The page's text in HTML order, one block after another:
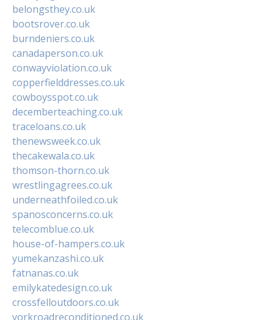
belongsthey.co.uk
bootsrover.co.uk
burndeniers.co.uk
canadaperson.co.uk
conwayviolation.co.uk
copperfielddresses.co.uk
cowboysspot.co.uk
decemberteaching.co.uk
traceloans.co.uk
thenewsweek.co.uk
thecakewala.co.uk
thomson-thorn.co.uk
wrestlingagrees.co.uk
underneathfoiled.co.uk
spanosconcerns.co.uk
telecomblue.co.uk
house-of-hampers.co.uk
yumekanzashi.co.uk
fatnanas.co.uk
emilykatedesign.co.uk
crossfelloutdoors.co.uk
yorkroadreconditioned.co.uk